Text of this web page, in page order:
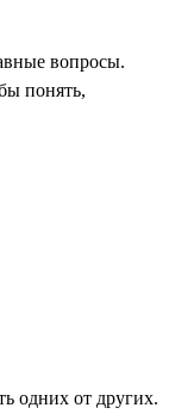
вопросы.
понять,
одних от других.